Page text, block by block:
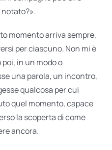
notato?».
momento arriva sempre,
per ciascuno. Non mi è
in un modo o
una parola, un incontro,
qualcosa per cui
quel momento, capace
la scoperta di come
ancora.